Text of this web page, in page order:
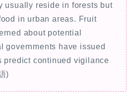
usually reside in forests but
in urban areas. Fruit
about potential
governments have issued
predict continued vigilance
)